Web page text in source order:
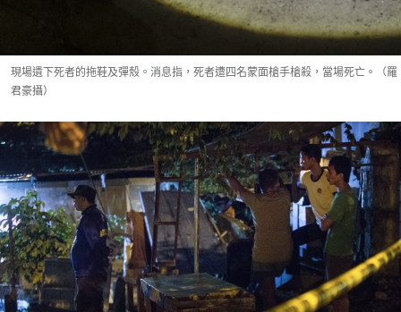
現場遺下死者的拖鞋及彈殼。消息指，死者遭四名蒙面槍手槍殺，當場死亡。（羅
君豪攝）